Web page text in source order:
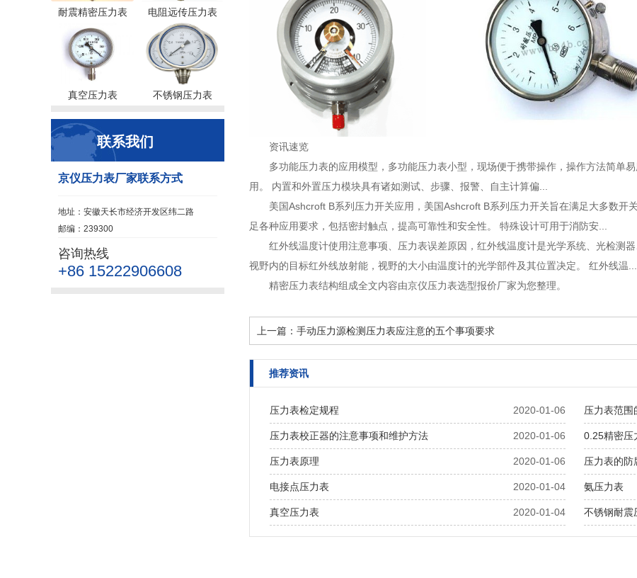
耐震精密压力表 电阻远传压力表
真空压力表 不锈钢压力表
联系我们
京仪压力表厂家联系方式
地址：安徽天长市经济开发区纬二路
邮编：239300
咨询热线
+86 15222906608
资讯速览
多功能压力表的应用模型 ，多功能压力表小型，现场便于携带操作，操作方法简单
用。 内置和外置压力模块具有诸如测试、步骤、报警、自主计算偏...
美国Ashcroft B系列压力开关应用 ，美国Ashcroft B系列压力开关旨在满足大多数
足各种应用要求，包括密封触点，提高可靠性和安全性。 特殊设计可用于消防安...
红外线温度计使用注意事项、压力表误差原因 ，红外线温度计是光学系统、光检测
视野内的目标红外线放射能，视野的大小由温度计的光学部件及其位置决定。 红外线温...
精密压力表结构组成全文内容由京仪压力表选型报价厂家为您整理。
上一篇： 手动压力源检测压力表应注意的五个事项要求
推荐资讯
2020-01-06
压力表检定规程 压力表范围
2020-01-06
压力表校正器的注意事项和维护方法 0.25精密压
2020-01-06
压力表原理 压力表的防
2020-01-04
电接点压力表 氨压力表
2020-01-04
真空压力表 不锈钢耐震